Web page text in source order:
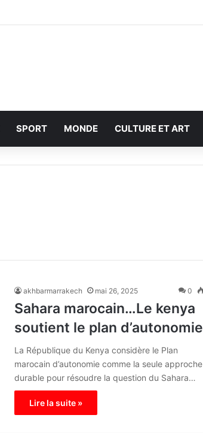
SPORT MONDE CULTURE ET ART
akhbarmarrakech mai 26, 2025 0
Sahara marocain…Le kenya
soutient le plan d’autonomie
La République du Kenya considère le Plan
marocain d’autonomie comme la seule approche
durable pour résoudre la question du Sahara…
Lire la suite »